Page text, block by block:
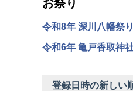
お祭り
令和8年 深川八幡祭
令和6年 亀戸香取神
登録日時の新しい